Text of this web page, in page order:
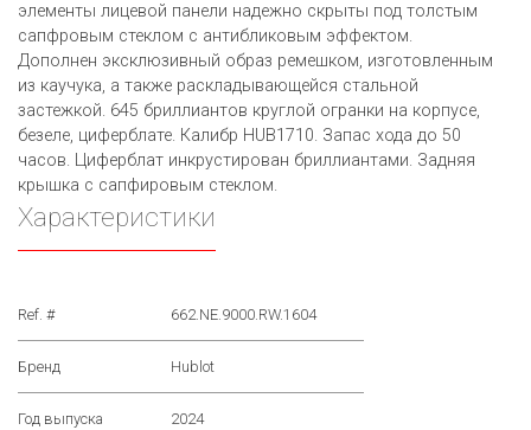
элементы лицевой панели надежно скрыты под толстым
сапфровым стеклом с антибликовым эффектом.
Дополнен эксклюзивный образ ремешком, изготовленным
из каучука, а также раскладывающейся стальной
застежкой. 645 бриллиантов круглой огранки на корпусе,
безеле, циферблате. Калибр HUB1710. Запас хода до 50
часов. Циферблат инкрустирован бриллиантами. Задняя
крышка с сапфировым стеклом.
Характеристики
Ref. # 662.NE.9000.RW.1604
Бренд Hublot
Год выпуска
2024